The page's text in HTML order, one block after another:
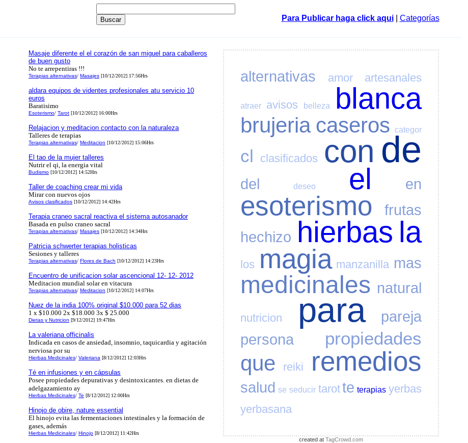
Para Publicar haga click aqui| Categorías
Masaje diferente el el corazón de san miguel para caballeros
de buen gusto
No te arrepentiras !!!
Terapias alternativas/ Masajes [10/12/2012] 17:56Hrs
aldara equipos de videntes profesionales atu servicio 10
euros
Baratisimo
Esoterismo/ Tarot [10/12/2012] 16:00Hrs
Relajacion y meditacion contacto con la naturaleza
Talleres de terapias
Terapias alternativas/ Meditacion [10/12/2012] 15:06Hrs
El tao de la mujer talleres
Nutrir el qi, la energia vital
Budismo [10/12/2012] 14:52Hrs
Taller de coaching crear mi vida
Mirar con nuevos ojos
Avisos clasificados [10/12/2012] 14:42Hrs
Terapia craneo sacral reactiva el sistema autosanador
Basada en pulso craneo sacral
Terapias alternativas/ Masajes [10/12/2012] 14:34Hrs
Patricia schwerter terapias holisticas
Sesiones y talleres
Terapias alternativas/ Flores de Bach [10/12/2012] 14:23Hrs
Encuentro de unificacion solar ascencional 12- 12- 2012
Meditacion mundial solar en vitacura
Terapias alternativas/ Meditacion [10/12/2012] 14:07Hrs
Nuez de la india 100% original $10.000 para 52 dias
1 x $10.000 2x $18.000 3x $ 25.000
Dietas y Nutricion [9/12/2012] 19:47Hrs
La valeriana officinalis
Indicada en casos de ansiedad, insomnio, taquicardia y agitación
nerviosa por su
Hierbas Medicinales/ Valeriana [8/12/2012] 12:03Hrs
Té en infusiones y en cápsulas
Posee propiedades depurativas y desintoxicantes. en dietas de
adelgazamiento ay
Hierbas Medicinales/ Te [8/12/2012] 12:00Hrs
Hinojo de obire, nature essential
El hinojo evita las fermentaciones intestinales y la formación de
gases, además
Hierbas Medicinales/ Hinojo [8/12/2012] 11:42Hrs
alternativas amor artesanales
atraer avisos belleza blanca
brujeria caseros categor
cl clasificados con de
del deseo el en
esoterismo
frutas
hechizo hierbas la
los magia manzanilla mas
medicinales natural
nutricion para
pareja
persona
propiedades
que reiki remedios
salud se seducir tarotte terapias yerbas
yerbasana
created at TagCrowd.com